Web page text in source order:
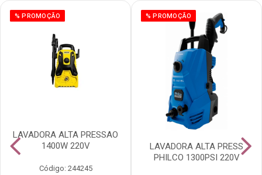
% PROMOÇÃO
LAVADORA ALTA PRESSAO
1400W 220V
Código: 244245
% PROMOÇÃO
LAVADORA ALTA PRESS
PHILCO 1300PSI 220V